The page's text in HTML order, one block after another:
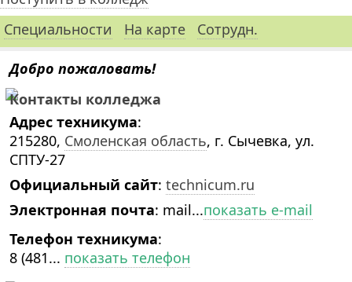
Специальности
На карте Сотрудн.
Добро пожаловать!
Контакты колледжа
Адрес техникума:
215280, Смоленская область, г. Сычевка, ул.
СПТУ-27
Официальный сайт: technicum.ru
Электронная почта: mail...показать e-mail
Телефон техникума:
8 (481... показать телефон